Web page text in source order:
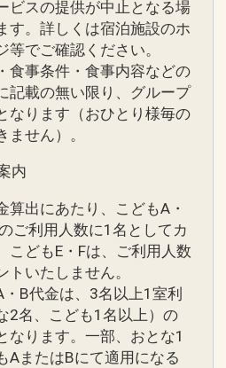
ビスの提供が中止となる場
す。詳しくは宿泊施設のホ
等でご確認ください。
食事条件・食事内容などの
記載の無い限り、グループ
なります（おひとり様毎の
ません）。
内
算出にあたり、こどもA・
ご利用人数に1名としてカ
こどもE・Fは、ご利用人数
トいたしません。
・B代金は、3名以上1室利
2名、こども1名以上）の
なります。一部、おとな1
AまたはBにて適用になる